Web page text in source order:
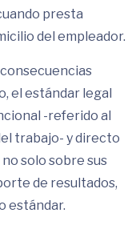
presta
del empleador.
el estándar legal
-referido al
trabajo- y directo
solo sobre sus
de resultados,
estándar.